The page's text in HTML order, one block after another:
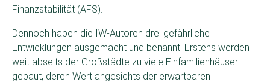
Finanzstabilität (AFS).
Dennoch haben die IW-Autoren drei gefährliche
Entwicklungen ausgemacht und benannt: Erstens werden
weit abseits der Großstädte zu viele Einfamilienhäuser
gebaut, deren Wert angesichts der erwartbaren